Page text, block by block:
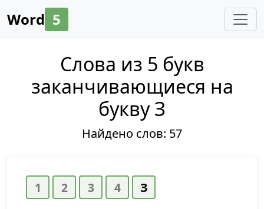
Word 5
Слова из 5 букв
заканчивающиеся на
букву З
Найдено слов: 57